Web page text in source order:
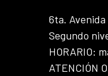
6ta.
Segundo
HORARIO:
ATENCIÓN